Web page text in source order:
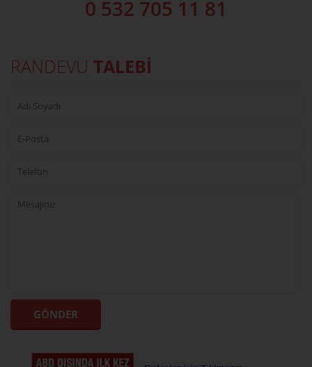
0 532 705 11 81
RANDEVU TALEBİ